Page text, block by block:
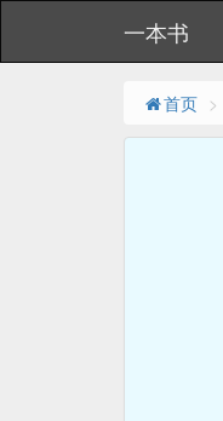
一本书
首页